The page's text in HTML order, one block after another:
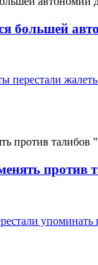
большей
перестали
против